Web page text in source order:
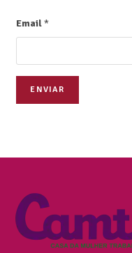
Email*
ENVIAR